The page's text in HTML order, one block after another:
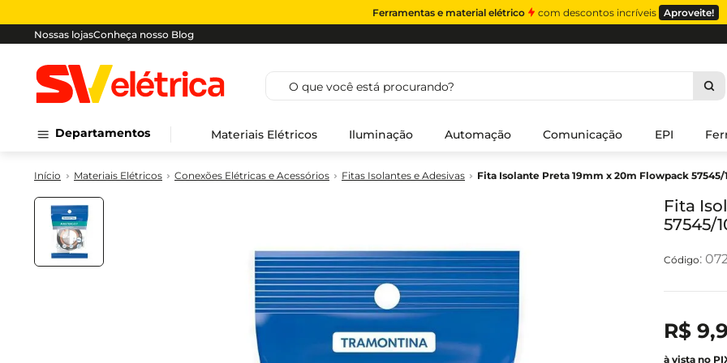
Ferramentas e material elétrico com descontos incríveis Aproveite!
Nossas lojasConheça nosso Blog
O que você está procurando?
Departamentos Materiais Elétricos Iluminação Automação Comunicação EPI
Materiais Elétricos Conexões Elétricas e Acessórios Fitas Isolantes e Adesivas Fita Isolante Preta 19mm x 20m Flowpack 57545/
Fita
57545/
:
R$ 9,